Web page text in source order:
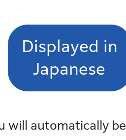
Displayed in
Japanese
will automatically be
告書（概要版）（PDF：
報告書（PDF：3,721KB）